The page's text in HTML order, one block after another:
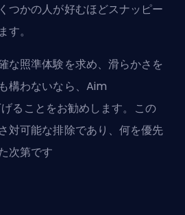
つかの人が好むほどスナッピー
。
な照準体験を求め、滑らかさを
構わないなら、Aim
ることをお勧めします。この
対可能な排除であり、何を優先
次第です